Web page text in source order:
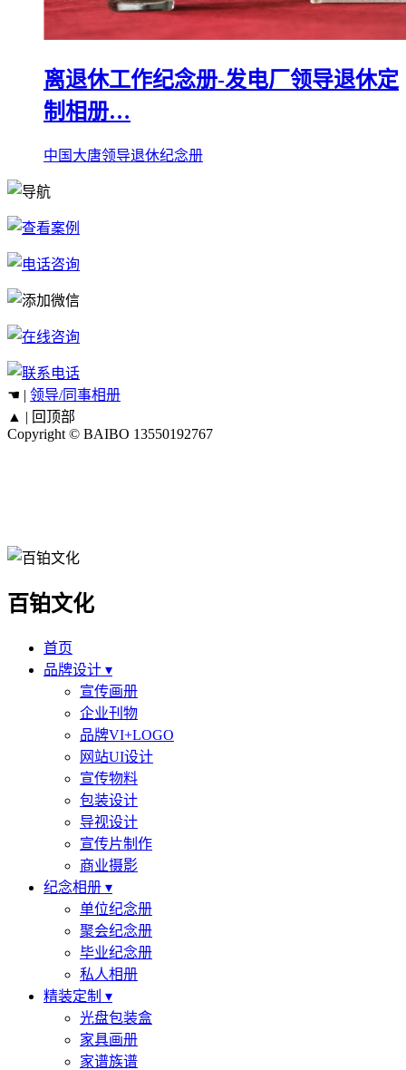
离退休工作纪念册-发电厂领导退休定
制相册…
中国大唐领导退休纪念册
☚ | 领导/同事相册
▲ | 回顶部
Copyright © BAIBO 13550192767
百铂文化
首页
品牌设计 ▾
宣传画册
企业刊物
品牌VI+LOGO
网站UI设计
宣传物料
包装设计
导视设计
宣传片制作
商业摄影
纪念相册 ▾
单位纪念册
聚会纪念册
毕业纪念册
私人相册
精装定制 ▾
光盘包装盒
家具画册
家谱族谱